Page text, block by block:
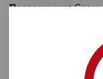
Послевкусие: